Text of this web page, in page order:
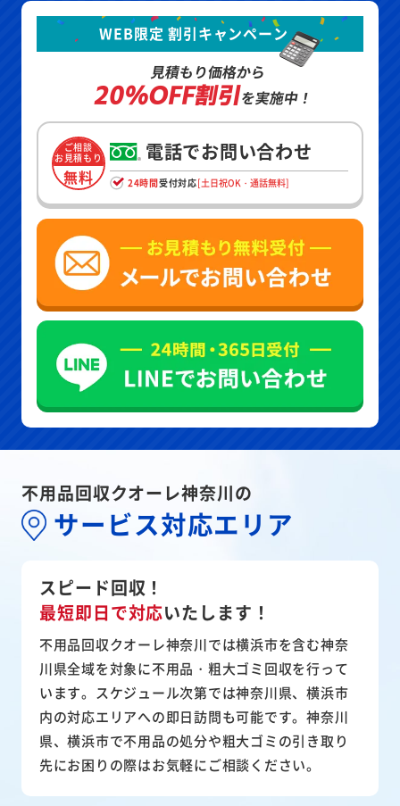
WEB限定 割引キャンペーン
見積もり価格から
20%OFF割引を実施中！
ご相談
お見積もり
無料
電話でお問い合わせ
24時間受付対応[土日祝OK・通話無料]
不用品回収クオーレ神奈川の
サービス対応エリア
スピード回収！
最短即日で対応いたします！
不用品回収クオーレ神奈川では横浜市を含む神奈
川県全域を対象に不用品・粗大ゴミ回収を行って
います。スケジュール次第では神奈川県、横浜市
内の対応エリアへの即日訪問も可能です。神奈川
県、横浜市で不用品の処分や粗大ゴミの引き取り
先にお困りの際はお気軽にご相談ください。